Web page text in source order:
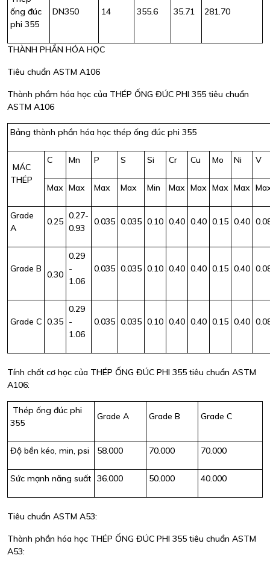
ống đúc
phi 355
DN350 14 355.6 35.71 281.70
THÀNH PHẦN HÓA HỌC
Tiêu chuẩn ASTM A106
Thành phầm hóa học của THÉP ỐNG ĐÚC PHI 355 tiêu chuẩn
ASTM A106
Bảng thành phần hóa học thép ống đúc phi 355
MÁC
THÉP
C Mn P S Si Cr Cu Mo Ni V
Max Max Max Max Min Max Max Max Max
Grade
A
0.25
0.27-
0.93
0.035 0.035 0.10 0.40 0.40 0.15 0.40
Grade B
0.30
0.29
-
1.06
0.035 0.035 0.10 0.40 0.40 0.15 0.40
Grade C 0.35
0.29
-
1.06
0.035 0.035 0.10 0.40 0.40 0.15 0.40
Tính chất cơ học của THÉP ỐNG ĐÚC PHI 355 tiêu chuẩn ASTM
A106:
Thép ống đúc phi
355
Grade A Grade B Grade C
Độ bền kéo, min, psi 58.000 70.000 70.000
Sức mạnh năng suất 36.000 50.000 40.000
Tiêu chuẩn ASTM A53:
Thành phần hóa học THÉP ỐNG ĐÚC PHI 355 tiêu chuẩn ASTM
A53: